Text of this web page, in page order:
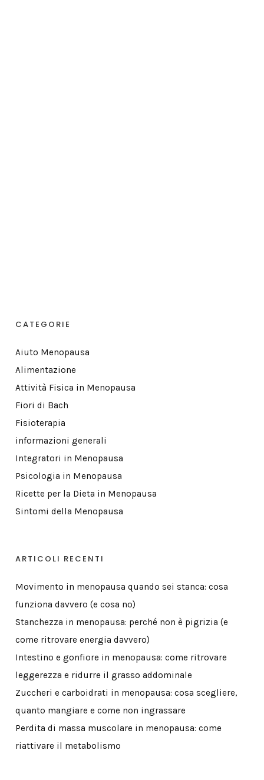
CATEGORIE
Aiuto Menopausa
Alimentazione
Attività Fisica in Menopausa
Fiori di Bach
Fisioterapia
informazioni generali
Integratori in Menopausa
Psicologia in Menopausa
Ricette per la Dieta in Menopausa
Sintomi della Menopausa
ARTICOLI RECENTI
Movimento in menopausa quando sei stanca: cosa
funziona davvero (e cosa no)
Stanchezza in menopausa: perché non è pigrizia (e
come ritrovare energia davvero)
Intestino e gonfiore in menopausa: come ritrovare
leggerezza e ridurre il grasso addominale
Zuccheri e carboidrati in menopausa: cosa scegliere,
quanto mangiare e come non ingrassare
Perdita di massa muscolare in menopausa: come
riattivare il metabolismo